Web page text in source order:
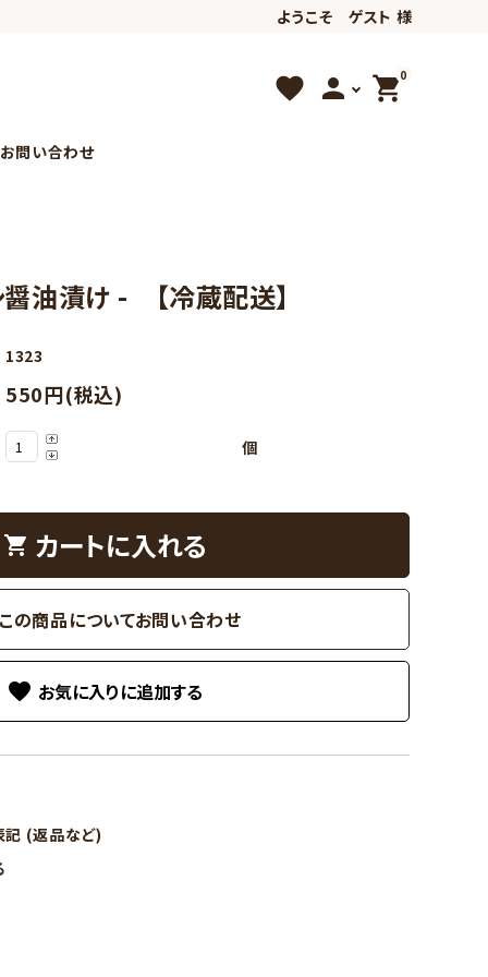
ようこそ ゲスト 様
favorite person 0
shopping_cart
お問い合わせ
油漬け - 【冷蔵配送】
1323
550円(税込)
個
shopping_cart カートに入れる
この商品についてお問い合わせ
favorite
記 (返品など)